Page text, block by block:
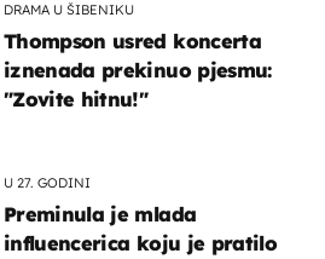
DRAMA U ŠIBENIKU
Thompson usred koncerta
iznenada prekinuo pjesmu:
"Zovite hitnu!"
U 27. GODINI
Preminula je mlada
influencerica koju je pratilo